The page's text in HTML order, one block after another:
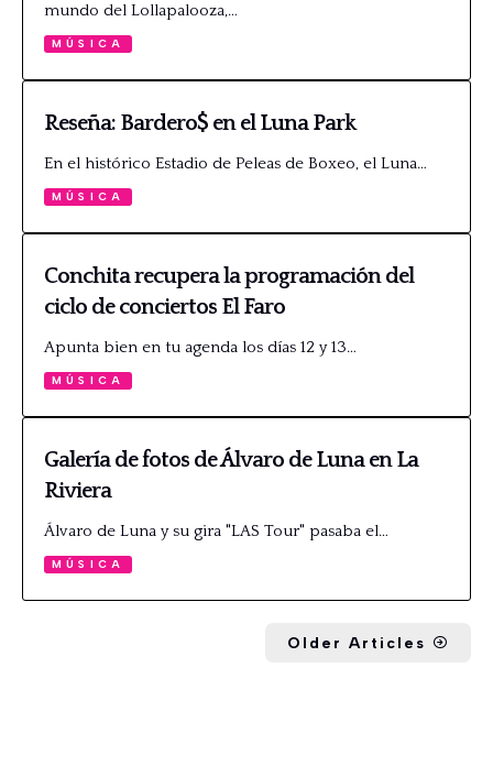
mundo del Lollapalooza,…
MÚSICA
Reseña: Bardero$ en el Luna Park
En el histórico Estadio de Peleas de Boxeo, el Luna…
MÚSICA
Conchita recupera la programación del
ciclo de conciertos El Faro
Apunta bien en tu agenda los días 12 y 13…
MÚSICA
Galería de fotos de Álvaro de Luna en La
Riviera
Álvaro de Luna y su gira "LAS Tour" pasaba el…
MÚSICA
Older Articles